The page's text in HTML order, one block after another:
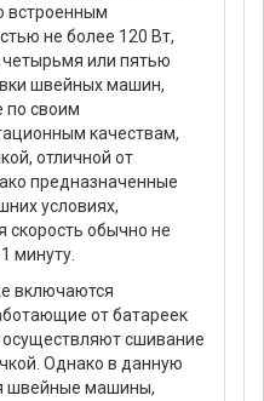
встроенным
не более 120 Вт,
или пятью
швейных машин,
своим
качествам,
отличной от
предназначенные
условиях,
скорость обычно не
минуту.
включаются
от батареек
сшивание
Однако в данную
швейные машины,